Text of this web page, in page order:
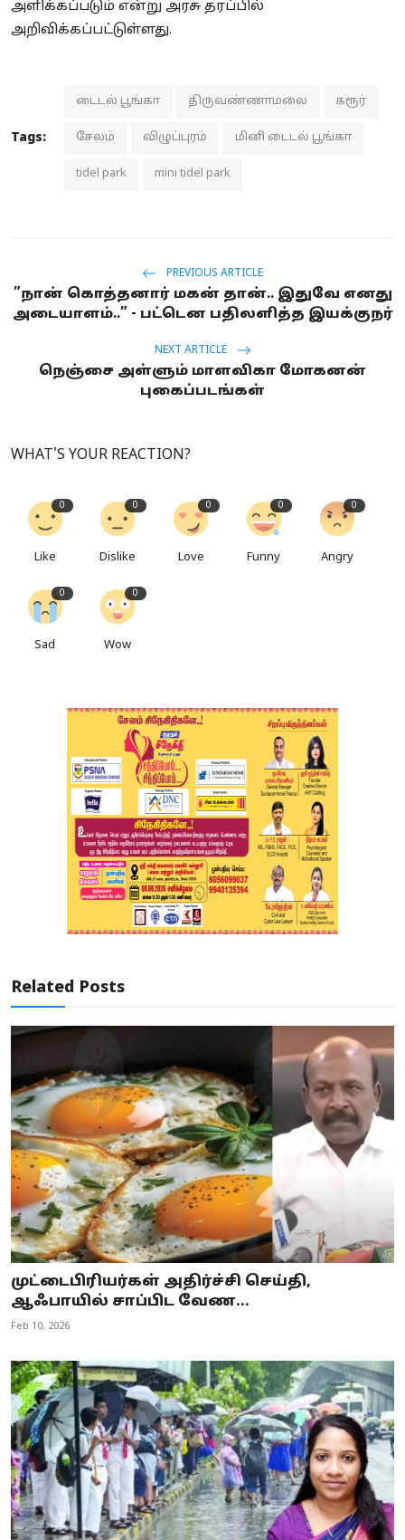
அளிக்கப்படும் என்று அரசு தரப்பில்
அறிவிக்கப்பட்டுள்ளது.
Tags:
டைடல் பூங்கா திருவண்ணாமலை கரூர்
சேலம் விழுப்புரம் மினி டைடல் பூங்கா
tidel park mini tidel park
PREVIOUS ARTICLE
”நான் கொத்தனார் மகன் தான்.. இதுவே எனது
அடையாளம்..” - பட்டென பதிலளித்த இயக்குநர்
NEXT ARTICLE
நெஞ்சை அள்ளும் மாளவிகா மோகனன்
புகைப்படங்கள்
WHAT'S YOUR REACTION?
0
Like
0
Dislike
0
Love
0
Funny
0
Angry
0
Sad
0
Wow
Related Posts
முட்டைபிரியர்கள் அதிர்ச்சி செய்தி,
ஆஃபாயில் சாப்பிட வேண...
Feb 10, 2026